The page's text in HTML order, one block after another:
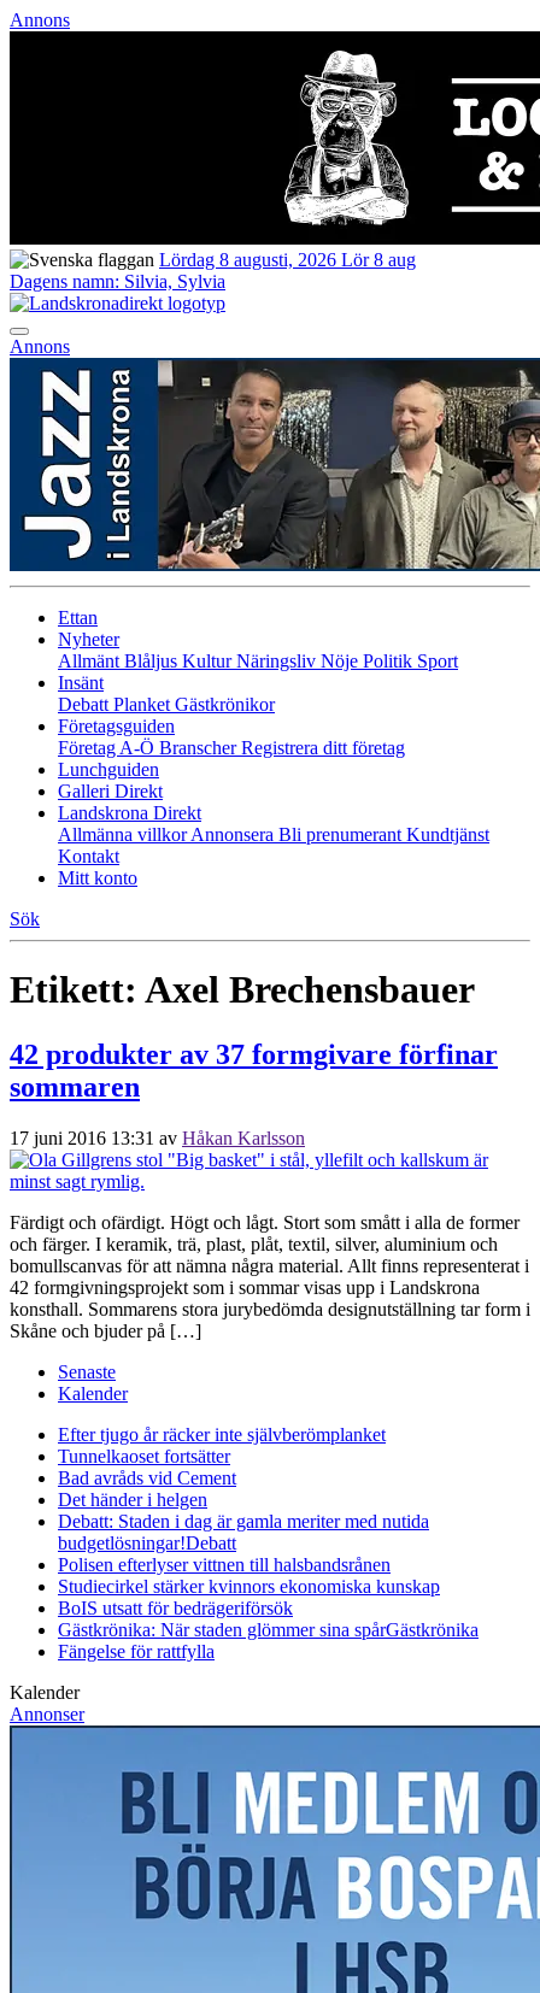
Annons
Lördag 8 augusti, 2026 Lör 8 aug
Dagens namn: Silvia, Sylvia
Annons
Ettan
Nyheter
Allmänt Blåljus KulturNäringsliv Nöje Politik Sport
Insänt
Debatt Planket Gästkrönikor
Företagsguiden
Företag A-Ö BranscherRegistrera ditt företag
Lunchguiden
Galleri Direkt
Landskrona Direkt
Allmänna villkorAnnonsera Bli prenumerant Kundtjänst
Kontakt
Mitt konto
Sök
Etikett: Axel Brechensbauer
42 produkter av 37 formgivare förfinar
sommaren
17 juni 2016 13:31 av Håkan Karlsson
Färdigt och ofärdigt. Högt och lågt. Stort som smått i alla de former
och färger. I keramik, trä, plast, plåt, textil, silver, aluminium och
bomullscanvas för att nämna några material. Allt finns representerat i
42 formgivningsprojekt som i sommar visas upp i Landskrona
konsthall. Sommarens stora jurybedömda designutställning tar form i
Skåne och bjuder på […]
Senaste
Kalender
Efter tjugo år räcker inte självberömplanket
Tunnelkaoset fortsätter
Bad avråds vid Cement
Det händer i helgen
Debatt: Staden i dag är gamla meriter med nutida
budgetlösningar!Debatt
Polisen efterlyser vittnen till halsbandsrånen
Studiecirkel stärker kvinnors ekonomiska kunskap
BoIS utsatt för bedrägeriförsök
Gästkrönika: När staden glömmer sina spårGästkrönika
Fängelse för rattfylla
Kalender
Annonser